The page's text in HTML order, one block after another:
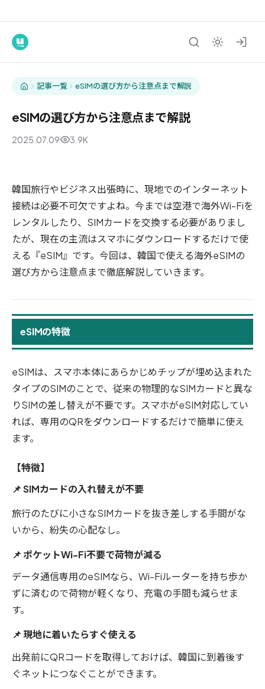
記事一覧 eSIMの選び方から注意点まで解説
eSIMの選び方から注意点まで解説
2025.07.09 3.9K
韓国旅行やビジネス出張時に、現地でのインターネット
接続は必要不可欠ですよね。今までは空港で海外Wi-Fiを
レンタルしたり、SIMカードを交換する必要がありまし
たが、現在の主流はスマホにダウンロードするだけで使
える『eSIM』です。今回は、韓国で使える海外eSIMの
選び方から注意点まで徹底解説していきます。
eSIMの特徴
eSIMは、スマホ本体にあらかじめチップが埋め込まれた
タイプのSIMのことで、 従来の物理的なSIMカードと異な
りSIMの差し替えが不要です。スマホがeSIM対応してい
れば、専用のQRをダウンロードするだけで簡単に使え
ます。
【特徴】
📌 SIMカードの入れ替えが不要
旅行のたびに小さなSIMカードを抜き差しする手間がな
いから、紛失の心配なし。
📌 ポケットWi-Fi不要で荷物が減る
データ通信専用のeSIMなら、Wi-Fiルーターを持ち歩か
ずに済むので荷物が軽くなり、充電の手間も減らせま
す。
📌 現地に着いたらすぐ使える
出発前にQRコードを取得しておけば、韓国に到着後す
ぐネットにつなぐことができます。